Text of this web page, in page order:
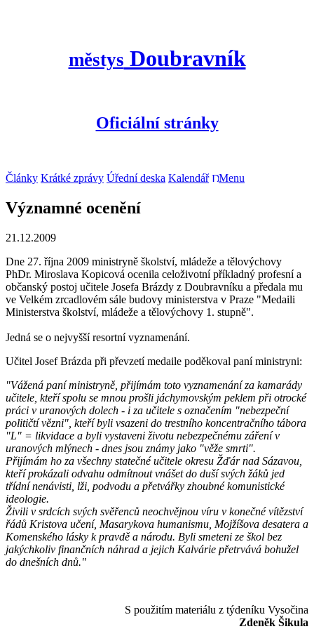
městys Doubravník
Oficiální stránky
Články Krátké zprávy Úřední deska Kalendář Menu
Významné ocenění
21.12.2009
Dne 27. října 2009 ministryně školství, mládeže a tělovýchovy
PhDr. Miroslava Kopicová ocenila celoživotní příkladný profesní a
občanský postoj učitele Josefa Brázdy z Doubravníku a předala mu
ve Velkém zrcadlovém sále budovy ministerstva v Praze "Medaili
Ministerstva školství, mládeže a tělovýchovy 1. stupně".
Jedná se o nejvyšší resortní vyznamenání.
Učitel Josef Brázda při převzetí medaile poděkoval paní ministryni:
"Vážená paní ministryně, přijímám toto vyznamenání za kamarády
učitele, kteří spolu se mnou prošli jáchymovským peklem při otrocké
práci v uranových dolech - i za učitele s označením "nebezpeční
političtí vězni", kteří byli vsazeni do trestního koncentračního tábora
"L" = likvidace a byli vystaveni životu nebezpečnému záření v
uranových mlýnech - dnes jsou známy jako "věže smrti".
Přijímám ho za všechny statečné učitele okresu Žďár nad Sázavou,
kteří prokázali odvahu odmítnout vnášet do duší svých žáků jed
třídní nenávisti, lži, podvodu a přetvářky zhoubné komunistické
ideologie.
Živili v srdcích svých svěřenců neochvějnou víru v konečné vítězství
řádů Kristova učení, Masarykova humanismu, Mojžíšova desatera a
Komenského lásky k pravdě a národu. Byli smeteni ze škol bez
jakýchkoliv finančních náhrad a jejich Kalvárie přetrvává bohužel
do dnešních dnů."
S použitím materiálu z týdeníku Vysočina
Zdeněk Šikula